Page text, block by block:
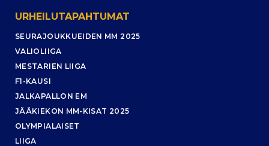
URHEILUTAPAHTUMAT
SEURAJOUKKUEIDEN MM 2025
VALIOLIIGA
MESTARIEN LIIGA
F1-KAUSI
JALKAPALLON EM
JÄÄKIEKON MM-KISAT 2025
OLYMPIALAISET
LIIGA